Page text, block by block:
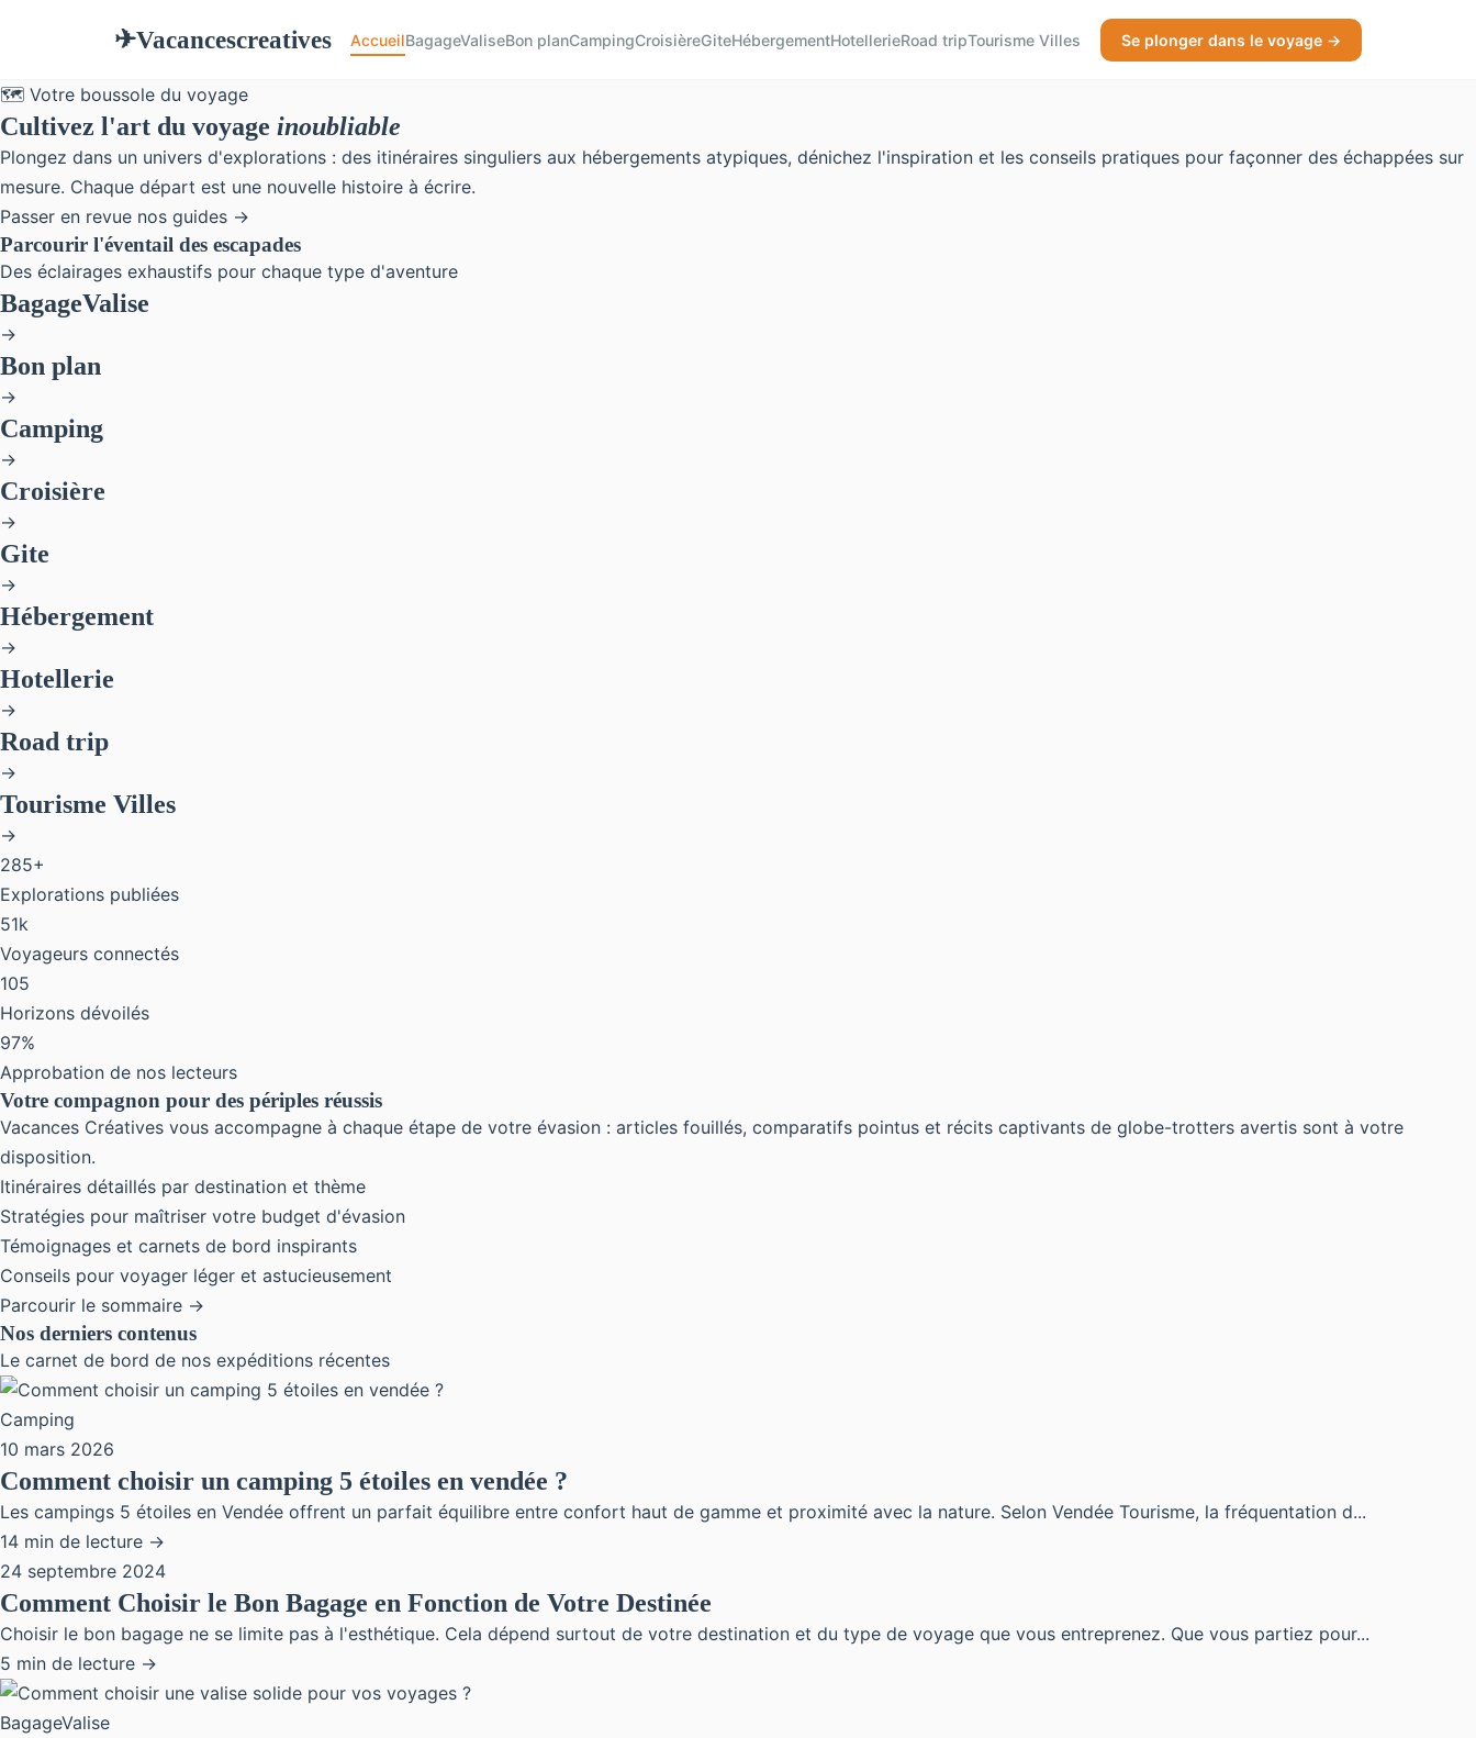
✈Vacancescreatives AccueilBagageValiseBon planCampingCroisièreGiteHébergementHotellerieRoad tripTourisme Villes Se plonger dans le voyage →
🗺️ Votre boussole du voyage
Cultivez l'art du voyage inoubliable
Plongez dans un univers d'explorations : des itinéraires singuliers aux hébergements atypiques, dénichez l'inspiration et les conseils pratiques pour façonner des échappées sur
mesure. Chaque départ est une nouvelle histoire à écrire.
Passer en revue nos guides →
Parcourir l'éventail des escapades
Des éclairages exhaustifs pour chaque type d'aventure
BagageValise
→
Bon plan
→
Camping
→
Croisière
→
Gite
→
Hébergement
→
Hotellerie
→
Road trip
→
Tourisme Villes
→
285+
Explorations publiées
51k
Voyageurs connectés
105
Horizons dévoilés
97%
Approbation de nos lecteurs
Votre compagnon pour des périples réussis
Vacances Créatives vous accompagne à chaque étape de votre évasion : articles fouillés, comparatifs pointus et récits captivants de globe-trotters avertis sont à votre
disposition.
Itinéraires détaillés par destination et thème
Stratégies pour maîtriser votre budget d'évasion
Témoignages et carnets de bord inspirants
Conseils pour voyager léger et astucieusement
Parcourir le sommaire →
Nos derniers contenus
Le carnet de bord de nos expéditions récentes
Camping
10 mars 2026
Comment choisir un camping 5 étoiles en vendée ?
Les campings 5 étoiles en Vendée offrent un parfait équilibre entre confort haut de gamme et proximité avec la nature. Selon Vendée Tourisme, la fréquentation d...
14 min de lecture →
24 septembre 2024
Comment Choisir le Bon Bagage en Fonction de Votre Destinée
Choisir le bon bagage ne se limite pas à l'esthétique. Cela dépend surtout de votre destination et du type de voyage que vous entreprenez. Que vous partiez pour...
5 min de lecture →
BagageValise